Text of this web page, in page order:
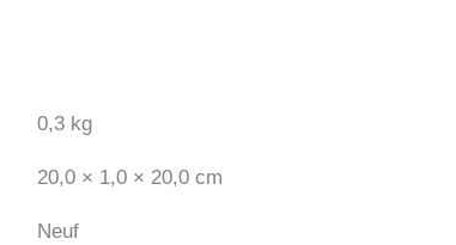
0,3 kg
20,0 × 1,0 × 20,0 cm
Neuf